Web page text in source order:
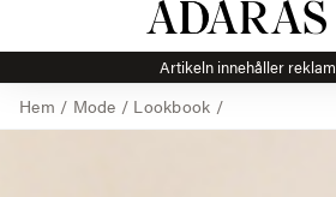
Artikeln innehåller
Hem / Mode / Lookbook /